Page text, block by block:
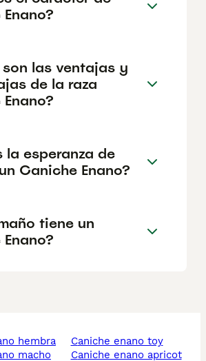
las ventajas y
de la raza
la esperanza de
Caniche Enano?
tiene un
hembra
macho
caniche enano toy
caniche enano apricot